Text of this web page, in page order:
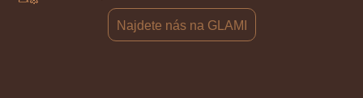
Najdete nás na GLAMI